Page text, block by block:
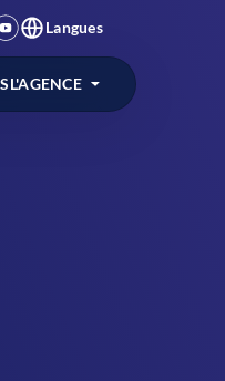
Langues
L'AGENCE